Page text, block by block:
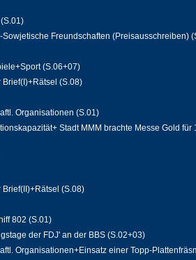
Freundschaften (Preisausschreiben)
(S.06+07)
(S.08)
Organisationen (S.01)
Stadt MMM brachte Messe Gold für
(S.08)
802 (S.01)
der FDJ' an der BBS (S.02+03)
Organisationen+Einsatz einer Topp-